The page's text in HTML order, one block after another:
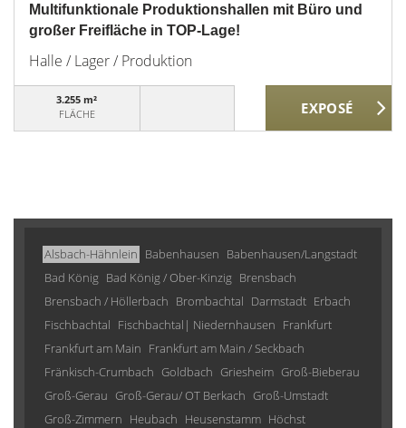
Multifunktionale Produktionshallen mit Büro und
großer Freifläche in TOP-Lage!
Halle / Lager / Produktion
3.255 m²
FLÄCHE
Alsbach-Hähnlein Babenhausen Babenhausen/Langstadt
Bad König Bad König / Ober-Kinzig Brensbach
Brensbach / Höllerbach Brombachtal Darmstadt Erbach
Fischbachtal Fischbachtal| Niedernhausen Frankfurt
Frankfurt am Main Frankfurt am Main / Seckbach
Fränkisch-Crumbach Goldbach Griesheim Groß-Bieberau
Groß-Gerau Groß-Gerau/ OT Berkach Groß-Umstadt
Groß-Zimmern Heubach Heusenstamm Höchst